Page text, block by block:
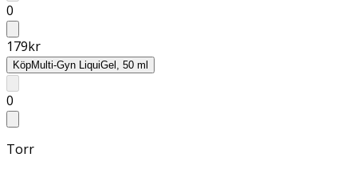
0
179kr
KöpMulti-Gyn LiquiGel, 50 ml
0
Torr